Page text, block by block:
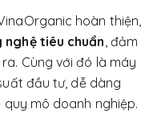
hoàn thiện,
nghệ tiêu chuẩn , đảm
Cùng với đó là máy
đầu tư, dễ dàng
mô doanh nghiệp.